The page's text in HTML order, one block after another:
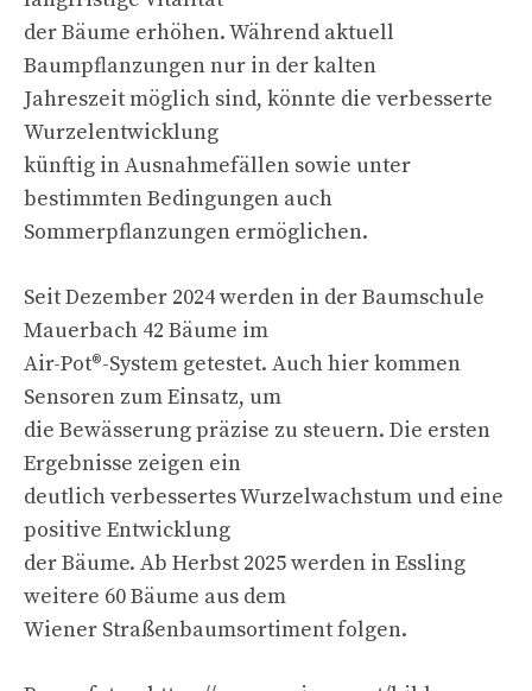
der Bäume erhöhen. Während aktuell
Baumpflanzungen nur in der kalten
Jahreszeit möglich sind, könnte die verbesserte
Wurzelentwicklung
künftig in Ausnahmefällen sowie unter
bestimmten Bedingungen auch
Sommerpflanzungen ermöglichen.
Seit Dezember 2024 werden in der Baumschule
Mauerbach 42 Bäume im
Air-Pot®-System getestet. Auch hier kommen
Sensoren zum Einsatz, um
die Bewässerung präzise zu steuern. Die ersten
Ergebnisse zeigen ein
deutlich verbessertes Wurzelwachstum und eine
positive Entwicklung
der Bäume. Ab Herbst 2025 werden in Essling
weitere 60 Bäume aus dem
Wiener Straßenbaumsortiment folgen.